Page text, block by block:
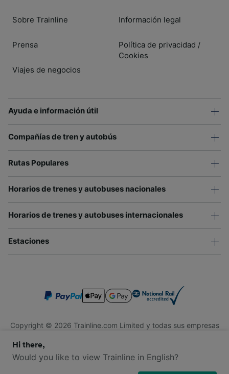
Sobre Trainline
Prensa
Viajes de negocios
Información legal
Política de privacidad /
Cookies
Ayuda e información útil
Compañías de tren y autobús
Rutas Populares
Horarios de trenes y autobuses nacionales
Horarios de trenes y autobuses internacionales
Estaciones
Copyright © 2026 Trainline.com Limited y todas sus empresas
Trainline.com Limited está registrada en Inglaterra y Gales.
Compañía No. 3846791. Dirección: 1 Stonecutter St, Londres
Hi there,
Would you like to view Trainline in English?